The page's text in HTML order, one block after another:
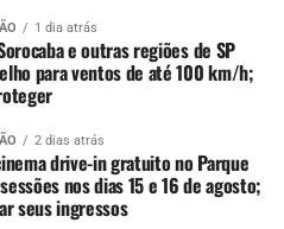
Bio
HOMEM
MULHER
1 dia atrás
e outras regiões de SP
para ventos de até 100 km/h;
2 dias atrás
drive-in gratuito no Parque
nos dias 15 e 16 de agosto;
seus ingressos